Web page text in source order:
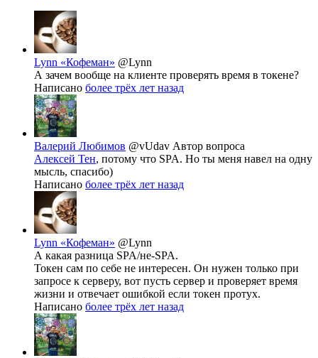
Lynn «Кофеман» @Lynn
А зачем вообще на клиенте проверять время в токене?
Написано более трёх лет назад
Валерий Любимов @vUdav Автор вопроса
Алексей Тен, потому что SPA. Но ты меня навел на одну
мысль, спасибо)
Написано более трёх лет назад
Lynn «Кофеман» @Lynn
А какая разница SPA/не-SPA.
Токен сам по себе не интересен. Он нужен только при
запросе к серверу, вот пусть сервер и проверяет время
жизни и отвечает ошибкой если токен протух.
Написано более трёх лет назад